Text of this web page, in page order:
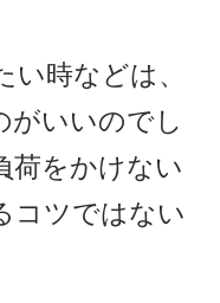
い時などは、
がいいのでし
荷をかけない
コツではない